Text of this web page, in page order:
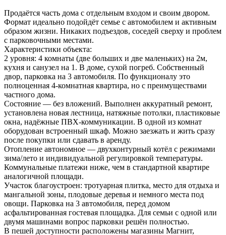
Продаётся часть дома с отдельным входом и своим двором.
Формат идеально подойдёт семье с автомобилем и активным
образом жизни. Никаких подъездов, соседей сверху и проблем
с парковочными местами.
Характеристики объекта:
2 уровня: 4 комнаты (две больших и две маленьких) на 2м,
кухня и санузел на 1. В доме, сухой погреб. Собственный
двор, парковка на 3 автомобиля. По функционалу это
полноценная 4-комнатная квартира, но с преимуществами
частного дома.
Состояние — без вложений. Выполнен аккуратный ремонт,
установлена новая лестница, натяжные потолки, пластиковые
окна, надёжные ПВХ-коммуникации. В одной из комнат
оборудован встроенный шкаф. Можно заезжать и жить сразу
после покупки или сдавать в аренду.
Отопление автономное — двухконтурный котёл с режимами
зима/лето и индивидуальной регулировкой температуры.
Коммунальные платежи ниже, чем в стандартной квартире
аналогичной площади.
Участок благоустроен: тротуарная плитка, место для отдыха и
мангальной зоны, плодовые деревья и немного места под
овощи. Парковка на 3 автомобиля, перед домом
асфальтированная гостевая площадка. Для семьи с одной или
двумя машинами вопрос парковки решён полностью.
В пешей доступности расположены магазины Магнит,